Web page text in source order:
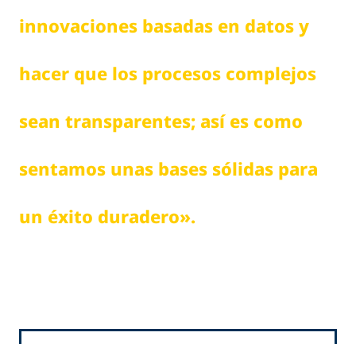
innovaciones basadas en datos y
hacer que los procesos complejos
sean transparentes; así es como
sentamos unas bases sólidas para
un éxito duradero».